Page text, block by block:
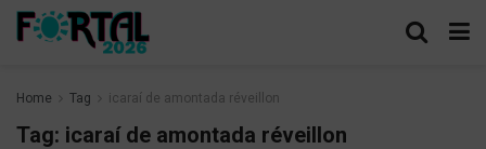
Home Tag icaraí de amontada réveillon
Tag: icaraí de amontada réveillon